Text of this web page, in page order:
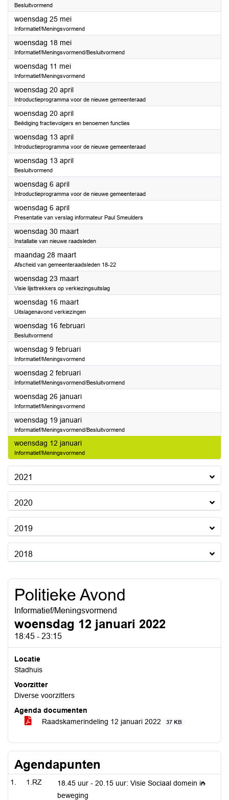
Besluitvormend
woensdag 25 mei2022
Informatief/Meningsvormend
woensdag 18 mei2022
Informatief/Meningsvormend/Besluitvormend
woensdag 11 mei2022
Informatief/Meningsvormend
woensdag 20 april2022
Introductieprogramma voor de nieuwe gemeenteraad
woensdag 20 april2022
Beëdiging fractievolgers en benoemen functies
woensdag 13 april2022
Introductieprogramma voor de nieuwe gemeenteraad
woensdag 13 april2022
Besluitvormend
woensdag 6 april2022
Introductieprogramma voor de nieuwe gemeenteraad
woensdag 6 april2022
Presentatie van verslag informateur Paul Smeulders
woensdag 30 maart2022
Installatie van nieuwe raadsleden
maandag 28 maart2022
Afscheid van gemeenteraadsleden 18-22
woensdag 23 maart2022
Visie lijsttrekkers op verkiezingsuitslag
woensdag 16 maart2022
Uitslagenavond verkiezingen
woensdag 16 februari2022
Besluitvormend
woensdag 9 februari2022
Informatief/Meningsvormend
woensdag 2 februari2022
Informatief/Meningsvormend/Besluitvormend
woensdag 26 januari2022
Informatief/Meningsvormend
woensdag 19 januari2022
Informatief/Meningsvormend/Besluitvormend
woensdag 12 januari2022
Informatief/Meningsvormend
2021
2020
2019
2018
Politieke Avond
Informatief/Meningsvormend
woensdag 12 januari 2022
18:45 - 23:15
Locatie
Stadhuis
Voorzitter
Diverse voorzitters
Agenda documenten
Raadskamerindeling 12 januari 2022
37 KB
Agendapunten
1.RZ
18.45 uur - 20.15 uur: Visie Sociaal domein in
beweging